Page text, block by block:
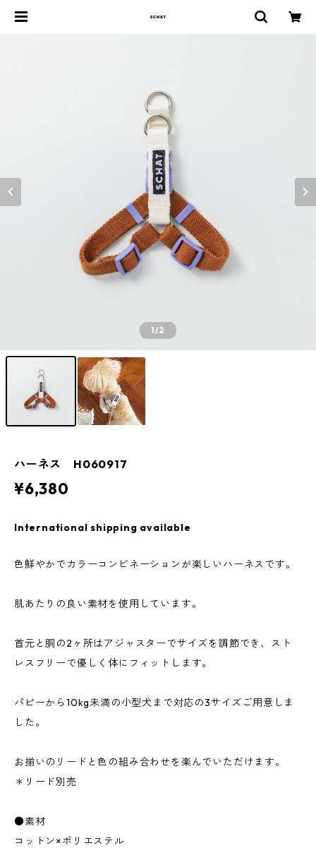
1/2
ハーネス H060917
¥6,380
International shipping available
色鮮やかでカラーコンビネーションが楽しいハーネスです。
肌あたりの良い素材を使用しています。
首元と胴の2ヶ所はアジャスターでサイズを調節でき、スト
レスフリーで優しく体にフィットします。
パピーから10kg未満の小型犬まで対応の3サイズご用意しま
した。
お揃いのリードと色の組み合わせを楽んでいただけます。
＊リード別売
●素材
コットン×ポリエステル